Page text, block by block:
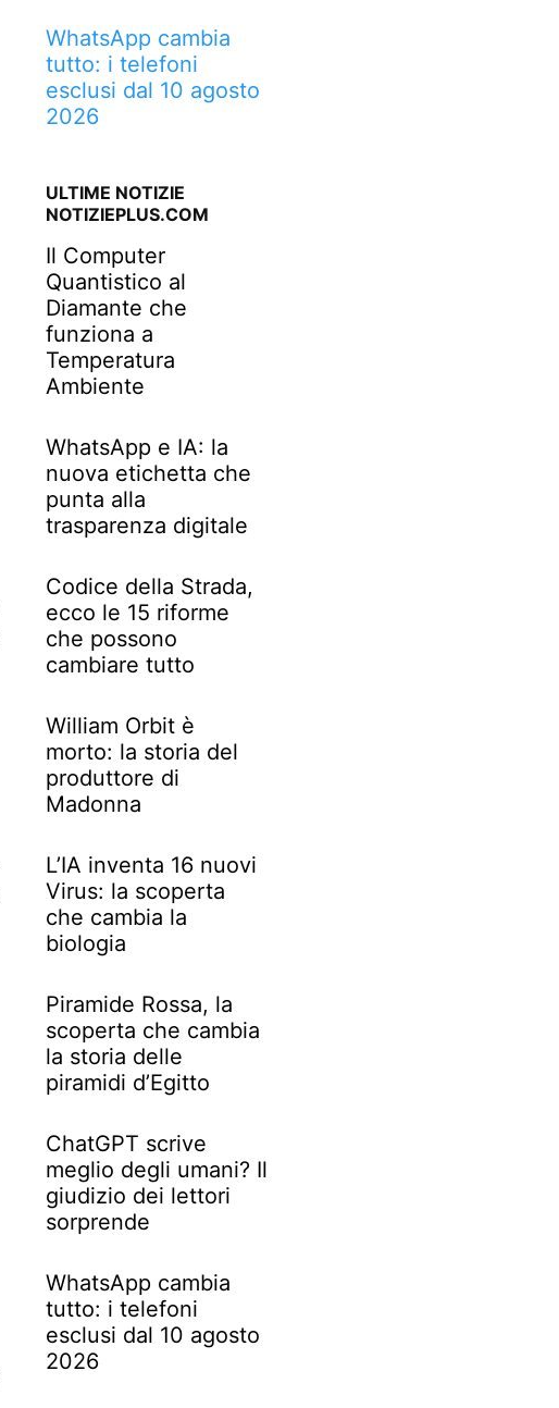
WhatsApp cambia
tutto: i telefoni
esclusi dal 10 agosto
2026
ULTIME NOTIZIE
NOTIZIEPLUS.COM
Il Computer
Quantistico al
Diamante che
funziona a
Temperatura
Ambiente
WhatsApp e IA: la
nuova etichetta che
punta alla
trasparenza digitale
Codice della Strada,
ecco le 15 riforme
che possono
cambiare tutto
William Orbit è
morto: la storia del
produttore di
Madonna
L’IA inventa 16 nuovi
Virus: la scoperta
che cambia la
biologia
Piramide Rossa, la
scoperta che cambia
la storia delle
piramidi d’Egitto
ChatGPT scrive
meglio degli umani? Il
giudizio dei lettori
sorprende
WhatsApp cambia
tutto: i telefoni
esclusi dal 10 agosto
2026